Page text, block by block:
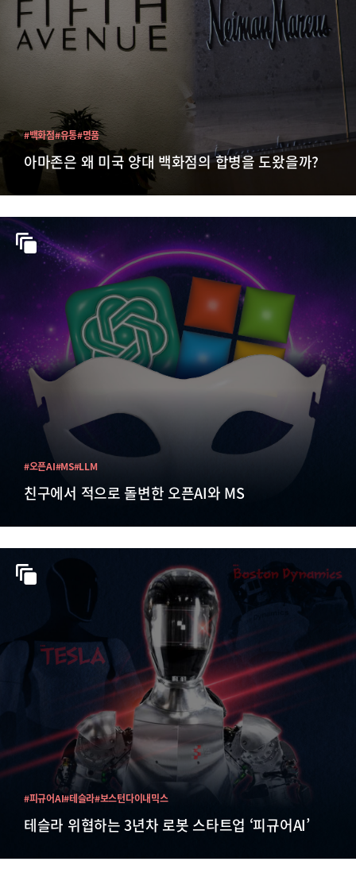
아마존은 왜 미국 양대 백화점의 합병을 도왔을까?
#백화점#유통#명품
친구에서 적으로 돌변한 오픈AI와 MS
#오픈AI#MS#LLM
테슬라 위협하는 3년차 로봇 스타트업 ‘피규어AI’
#피규어AI#테슬라#보스턴다이내믹스